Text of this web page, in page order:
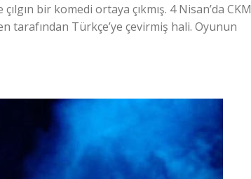
bir komedi ortaya çıkmış. 4 Nisan’da CKM
tarafından Türkçe’ye çevirmiş hali. Oyunun